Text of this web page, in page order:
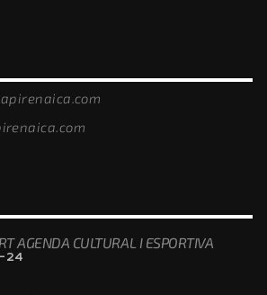
AGENDA CULTURAL I ESPORTIVA
24